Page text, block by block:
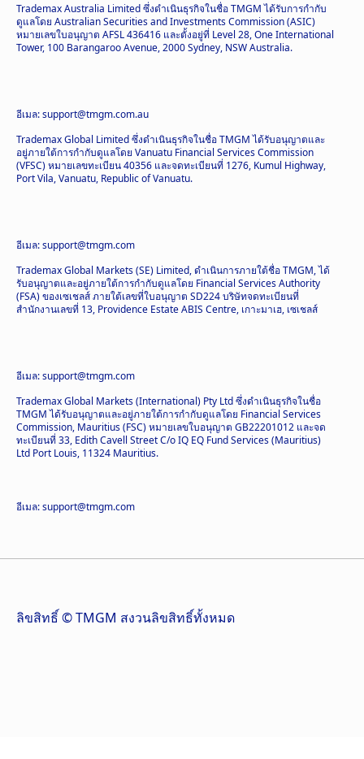
Trademax Australia Limited ซึ่งดำเนินธุรกิจในชื่อ TMGM ได้รับการกำกับ
ดูแลโดย Australian Securities and Investments Commission (ASIC)
หมายเลขใบอนุญาต AFSL 436416 และตั้งอยู่ที่ Level 28, One International
Tower, 100 Barangaroo Avenue, 2000 Sydney, NSW Australia.
อีเมล: support@tmgm.com.au
Trademax Global Limited ซึ่งดำเนินธุรกิจในชื่อ TMGM ได้รับอนุญาตและ
อยู่ภายใต้การกำกับดูแลโดย Vanuatu Financial Services Commission
(VFSC) หมายเลขทะเบียน 40356 และจดทะเบียนที่ 1276, Kumul Highway,
Port Vila, Vanuatu, Republic of Vanuatu.
อีเมล: support@tmgm.com
Trademax Global Markets (SE) Limited, ดำเนินการภายใต้ชื่อ TMGM, ได้
รับอนุญาตและอยู่ภายใต้การกำกับดูแลโดย Financial Services Authority
(FSA) ของเซเชลส์ ภายใต้เลขที่ใบอนุญาต SD224 บริษัทจดทะเบียนที่
สำนักงานเลขที่ 13, Providence Estate ABIS Centre, เกาะมาเฮ, เซเชลส์
อีเมล: support@tmgm.com
Trademax Global Markets (International) Pty Ltd ซึ่งดำเนินธุรกิจในชื่อ
TMGM ได้รับอนุญาตและอยู่ภายใต้การกำกับดูแลโดย Financial Services
Commission, Mauritius (FSC) หมายเลขใบอนุญาต GB22201012 และจด
ทะเบียนที่ 33, Edith Cavell Street C/o IQ EQ Fund Services (Mauritius)
Ltd Port Louis, 11324 Mauritius.
อีเมล: support@tmgm.com
ลิขสิทธิ์ © TMGM สงวนลิขสิทธิ์ทั้งหมด